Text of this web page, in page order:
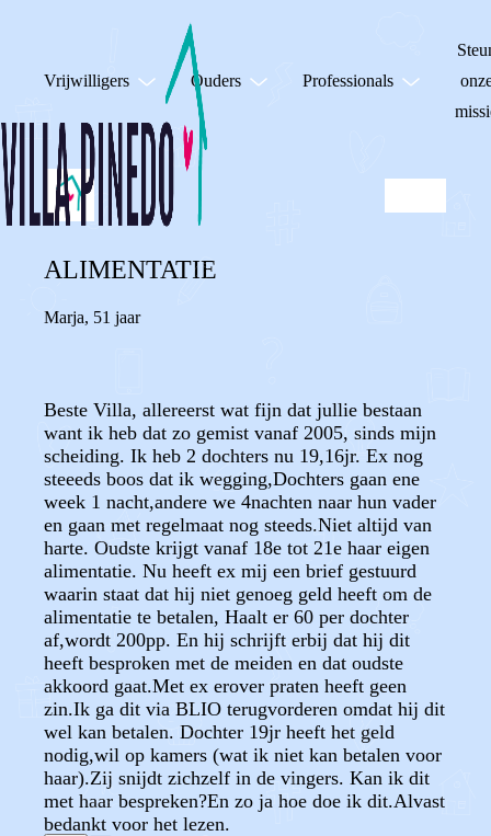
Vrijwilligers Ouders Professionals
ALIMENTATIE
Marja, 51 jaar
Beste Villa, allereerst wat fijn dat jullie bestaan
want ik heb dat zo gemist vanaf 2005, sinds mijn
scheiding. Ik heb 2 dochters nu 19,16jr. Ex nog
steeeds boos dat ik wegging,Dochters gaan ene
week 1 nacht,andere we 4nachten naar hun vader
en gaan met regelmaat nog steeds.Niet altijd van
harte. Oudste krijgt vanaf 18e tot 21e haar eigen
alimentatie. Nu heeft ex mij een brief gestuurd
waarin staat dat hij niet genoeg geld heeft om de
alimentatie te betalen, Haalt er 60 per dochter
af,wordt 200pp. En hij schrijft erbij dat hij dit
heeft besproken met de meiden en dat oudste
akkoord gaat.Met ex erover praten heeft geen
zin.Ik ga dit via BLIO terugvorderen omdat hij dit
wel kan betalen. Dochter 19jr heeft het geld
nodig,wil op kamers (wat ik niet kan betalen voor
haar).Zij snijdt zichzelf in de vingers. Kan ik dit
met haar bespreken?En zo ja hoe doe ik dit.Alvast
bedankt voor het lezen.